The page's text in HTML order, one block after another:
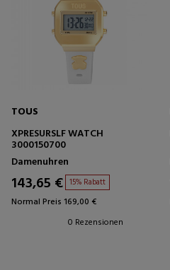
TOUS
XPRESURSLF WATCH
3000150700
Damenuhren
143,65 € 15% Rabatt
Normal Preis 169,00 €
0 Rezensionen